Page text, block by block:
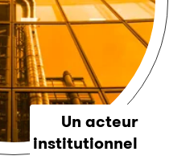
Un acteur
institutionnel